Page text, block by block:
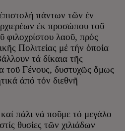
πάντων τῶν ἐν
ἐκ προσώπου τοῦ
φιλοχρίστου λαοῦ, πρός
Πολιτείας μέ τήν ὁποία
τά δίκαια τῆς
τοῦ Γένους, δυστυχῶς ὅμως
ἀπό τόν διεθνῆ
πάλι νά ποῦμε τό μεγάλο
θυσίες τῶν χιλιάδων